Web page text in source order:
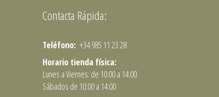
Contacta Rápida:
Teléfono: +34 985 11 23 28
Horario tienda física:
Lunes a Viernes: de 10:00 a 14:00
Sábados de 10:00 a 14:00